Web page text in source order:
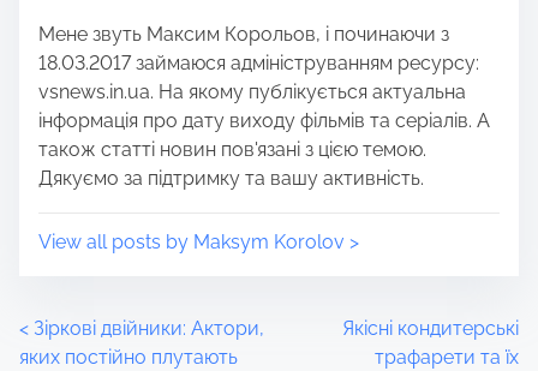
o
n
:
e
Мене звуть Максим Корольов, і починаючи з
18.03.2017 займаюся адмініструванням ресурсу:
vsnews.in.ua. На якому публікується актуальна
інформація про дату виходу фільмів та серіалів. А
також статті новин пов'язані з цією темою.
Дякуємо за підтримку та вашу активність.
View all posts by Maksym Korolov >
P
< Зіркові двійники: Актори,
яких постійно плутають
Якісні кондитерські
трафарети та їх